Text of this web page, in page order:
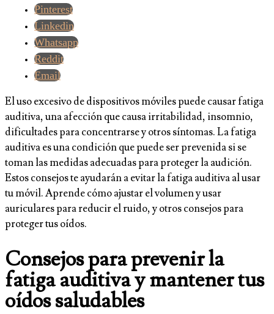
Pinterest
Linkedin
Whatsapp
Reddit
Email
El uso excesivo de dispositivos móviles puede causar fatiga
auditiva, una afección que causa irritabilidad, insomnio,
dificultades para concentrarse y otros síntomas. La fatiga
auditiva es una condición que puede ser prevenida si se
toman las medidas adecuadas para proteger la audición.
Estos consejos te ayudarán a evitar la fatiga auditiva al usar
tu móvil. Aprende cómo ajustar el volumen y usar
auriculares para reducir el ruido, y otros consejos para
proteger tus oídos.
Consejos para prevenir la
fatiga auditiva y mantener tus
oídos saludables